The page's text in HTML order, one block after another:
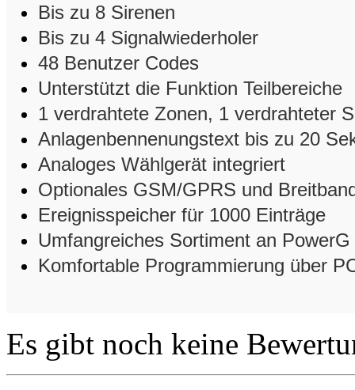
Bis zu 8 Sirenen
Bis zu 4 Signalwiederholer
48 Benutzer Codes
Unterstützt die Funktion Teilbereiche
1 verdrahtete Zonen, 1 verdrahteter
Anlagenbennenungstext bis zu 20
Analoges Wählgerät integriert
Optionales GSM/GPRS und
Ereignisspeicher für 1000 Einträge
Umfangreiches Sortiment an
Komfortable Programmierung über
Es gibt noch keine